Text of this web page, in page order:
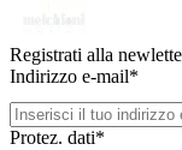
Registrati alla
Indirizzo e-mail*
Protez. dati*